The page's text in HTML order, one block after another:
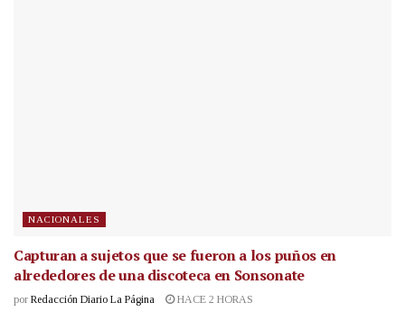
NACIONALES
Capturan a sujetos que se fueron a los puños en
alrededores de una discoteca en Sonsonate
por Redacción Diario La Página HACE 2 HORAS